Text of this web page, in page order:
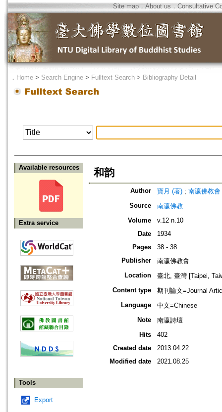
Site map．About us ． Consultative
． Home > Search Engine > Fulltext Search > Bibliography Detail
Available resources
Extra service
Tools
Export
和韵
Author 寶月 (著) ; 南瀛佛教
Source
南瀛佛教
Volume
v.12 n.10
Date
1934
Pages
38 - 38
Publisher
南瀛佛教會
Location
臺北, 臺灣 [Taipei,
Content type
期刊論文=Journal
Language
中文=Chinese
Note
南瀛詩壇
Hits
402
Created date
2013.04.22
Modified date
2021.08.25